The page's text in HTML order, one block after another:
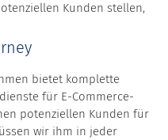
Kunden stellen,
bietet komplette
für E-Commerce-
potenziellen Kunden für
wir ihm in jeder